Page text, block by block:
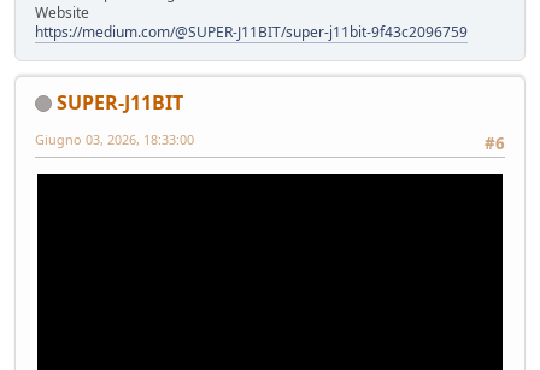
Website
https://medium.com/@SUPER-J11BIT/super-j11bit-9f43c2096759
SUPER-J11BIT
#6
Giugno 03, 2026, 18:33:00